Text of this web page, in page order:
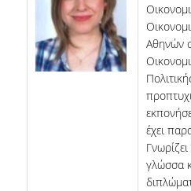
Αθηνών
έχει
γλώσσα